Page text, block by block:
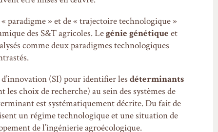
paradigme » et de « trajectoire technologique »
des S&T agricoles. Legénie génétique et
comme deux paradigmes technologiques
(SI) pour identifier lesdéterminants
choix de recherche) au sein des systèmes de
est systématiquement décrite. Du fait de
un régime technologique et une situation de
de l’ingénierie agroécologique.